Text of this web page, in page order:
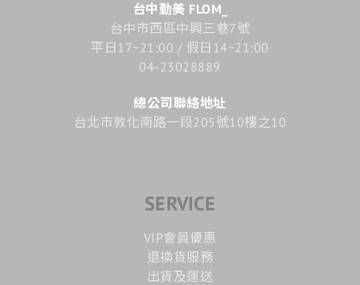
台中勤美 FLOM_
台中市西區中興三巷7號
平日17~21:00 / 假日14~21:00
04-23028889
總公司聯絡地址
台北市敦化南路一段205號10樓之10
SERVICE
VIP會員優惠
退換貨服務
出貨及運送